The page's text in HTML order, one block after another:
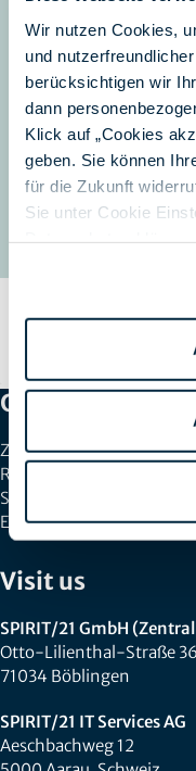
Wir nutzen Cookies,
und
berücksichtigen wir
dann
Klick auf „Cookies
geben. Sie können
für die Zukunft
Sie unter Cookie
Von Alexander Dowertill
Get in Touch
Zentrale: +49 7031 209-
Recruiting: +49 7031
Schweiz: +41 44 829 21 58
E-Mail:
Visit us
SPIRIT/21 GmbH
Otto-Lilienthal-Straße 36
71034 Böblingen
SPIRIT/21 IT Services AG
Aeschbachweg 12